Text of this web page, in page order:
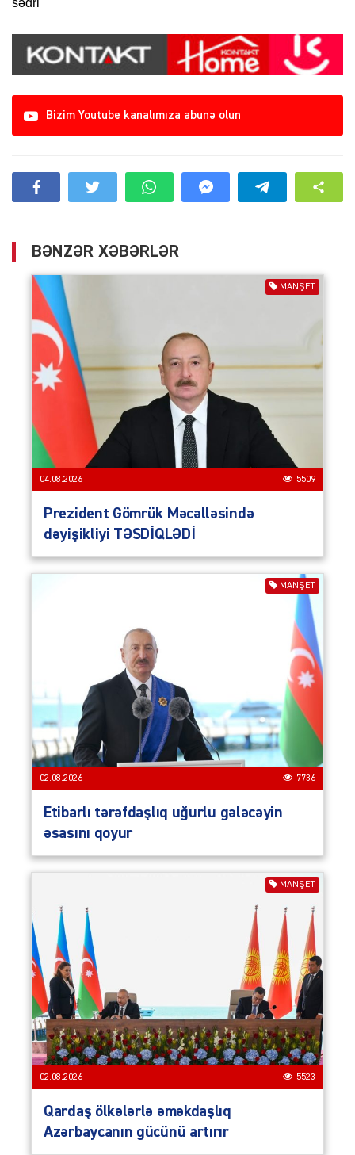
sədri
Bizim Youtube kanalımıza abunə olun
BƏNZƏR XƏBƏRLƏR
MANŞET
04.08.2026 5509
Prezident Gömrük Məcəlləsində
dəyişikliyi TƏSDİQLƏDİ
MANŞET
02.08.2026 7736
Etibarlı tərəfdaşlıq uğurlu gələcəyin
əsasını qoyur
MANŞET
02.08.2026 5523
Qardaş ölkələrlə əməkdaşlıq
Azərbaycanın gücünü artırır